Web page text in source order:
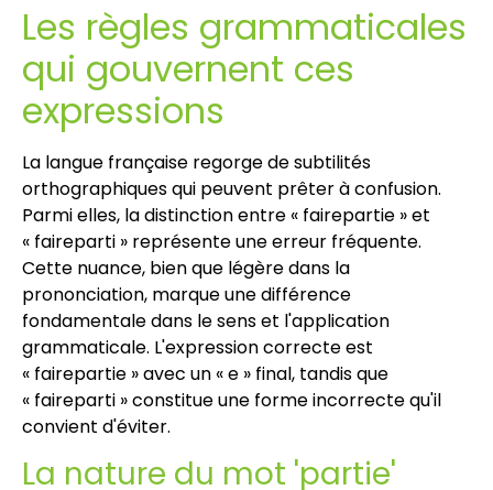
Les règles grammaticales
qui gouvernent ces
expressions
La langue française regorge de subtilités
orthographiques qui peuvent prêter à confusion.
Parmi elles, la distinction entre « fairepartie » et
« faireparti » représente une erreur fréquente.
Cette nuance, bien que légère dans la
prononciation, marque une différence
fondamentale dans le sens et l'application
grammaticale. L'expression correcte est
« fairepartie » avec un « e » final, tandis que
« faireparti » constitue une forme incorrecte qu'il
convient d'éviter.
La nature du mot 'partie'